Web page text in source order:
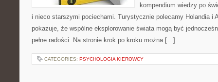
kompendium wiedzy po
i nieco starszymi pociechami. Turystycznie polecamy Holandia i
pokazuje, że wspólne eksplorowanie świata mogą być
pełne radości. Na stronie krok po kroku można […]
CATEGORIES: PSYCHOLOGIA KIEROWCY